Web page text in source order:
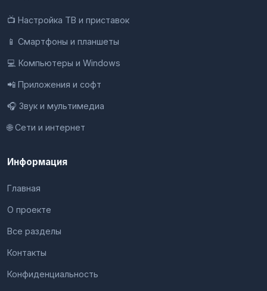
📺 Настройка ТВ и приставок
📱 Смартфоны и планшеты
💻 Компьютеры и Windows
📲 Приложения и софт
🎧 Звук и мультимедиа
🌐 Сети и интернет
Информация
Главная
О проекте
Все разделы
Контакты
Конфиденциальность